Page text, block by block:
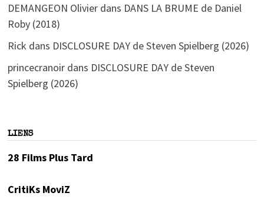
DEMANGEON Olivierdans DANS LA BRUME de Daniel
Roby (2018)
Rick dans DISCLOSURE DAY de Steven Spielberg (2026)
princecranoirdans DISCLOSURE DAY de Steven
Spielberg (2026)
LIENS
28 Films Plus Tard
CritiKs MoviZ